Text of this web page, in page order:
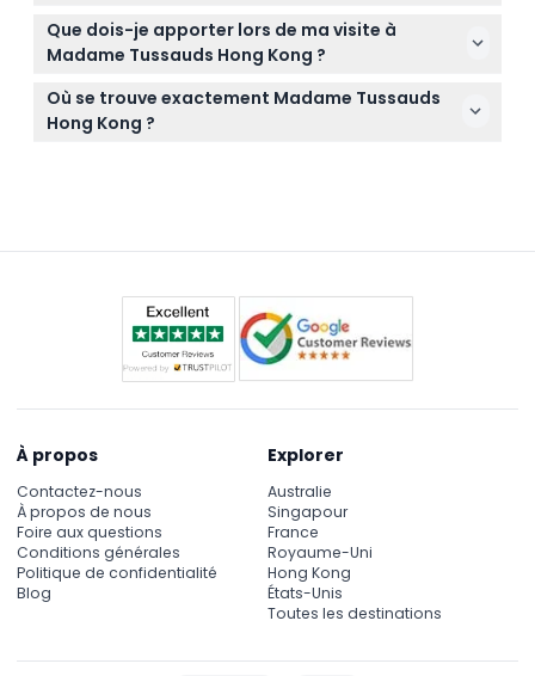
Kong, Icônes de la Musique, et Figures Historiques.
Oui ! Madame Tussauds Hong Kong est familial et
agréable pour les visiteurs de tous âges qui aiment
la culture des célébrités et l'histoire.
Que dois-je apporter lors de ma visite à
Madame Tussauds Hong Kong ?
Apportez votre confirmation de billet (numérique
ou imprimée), un appareil photo pour des photos
avec les figures de cire, et des chaussures
Où se trouve exactement Madame Tussauds
Hong Kong ?
À propos
Contactez-nous
À propos de nous
Foire aux questions
Conditions générales
Politique de confidentialité
Blog
Explorer
Australie
Singapour
France
Royaume-Uni
Hong Kong
États-Unis
Toutes les destinations